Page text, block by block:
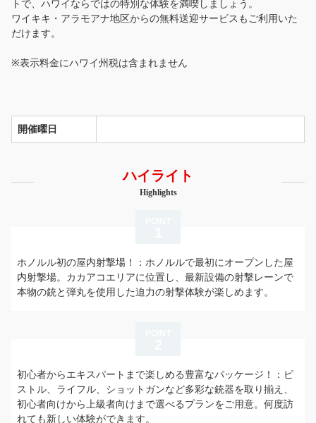
トで、ハワイならではの特別な体験を満喫しましょう。
ワイキキ・アラモアナ地区からの無料送迎サービスもご利用いた
だけます。
※表示料金にハワイ州税は含まれません
開催曜日
ハイライト
Highlights
ホノルル初の屋内射撃場！：ホノルルで最初にオープンした屋
内射撃場。カカアコエリアに位置し、最新設備の射撃レーンで
本物の銃と弾丸を使用した迫力の射撃体験が楽しめます。
初心者からエキスパートまで楽しめる豊富なパッケージ！：ピ
ストル、ライフル、ショットガンなど多彩な銃器を取り揃え、
初心者向けから上級者向けまで選べるプランをご用意。何度訪
れても新しい体験ができます。